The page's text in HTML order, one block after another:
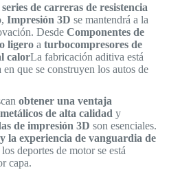
de carreras de resistencia
Impresión 3D se mantendrá a la
Desde Componentes de
ligeroa turbocompresores de
calorLa fabricación aditiva está
que se construyen los autos de
obtener una ventaja
de alta calidad y
de impresión 3D son esenciales.
la experiencia de vanguardia de
deportes de motor se está
capa.